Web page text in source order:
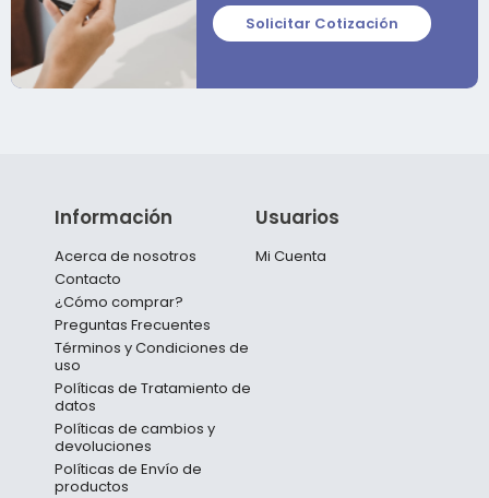
Solicitar Cotización
Información
Acerca de nosotros
Contacto
¿Cómo comprar?
Preguntas Frecuentes
Términos y Condiciones de
uso
Políticas de Tratamiento de
datos
Políticas de cambios y
devoluciones
Políticas de Envío de
productos
Usuarios
Mi Cuenta